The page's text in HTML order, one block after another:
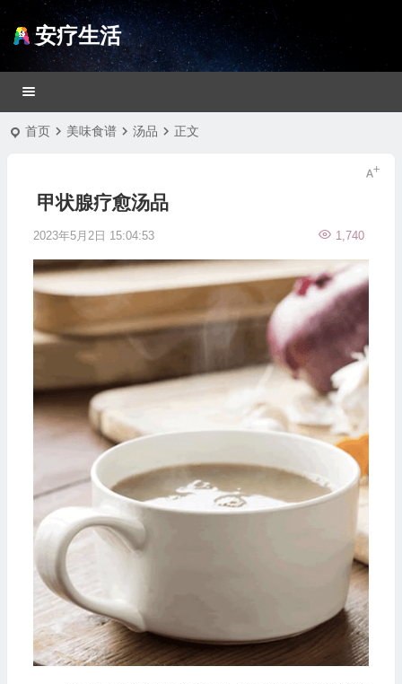
安疗生活
首页 美味食谱 汤品 正文
甲状腺疗愈汤品
2023年5月2日 15:04:53 1,740